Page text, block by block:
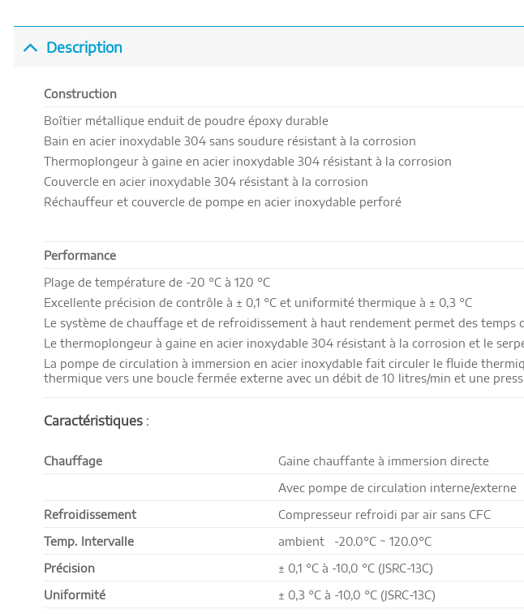
Description
Construction
Boîtier métallique enduit de poudre époxy durable
Bain en acier inoxydable 304 sans soudure résistant à la corrosion
Thermoplongeur à gaine en acier inoxydable 304 résistant à la corrosion
Couvercle en acier inoxydable 304 résistant à la corrosion
Réchauffeur et couvercle de pompe en acier inoxydable perforé
Performance
Plage de température de -20 °Cà 120 °C
Excellente précision de contrôle à ± 0,1 °Cet uniformité thermique à ± 0,3 °C
Le système de chauffage et de refroidissement à haut rendement permet des
Le thermoplongeur à gaine en acier inoxydable 304 résistant à la corrosion et le
La pompe de circulation à immersion en acier inoxydable fait circuler le fluide
thermique vers une boucle fermée externe avec un débit de 10 litres/min et une
Caractéristiques:
Chauffage
Gaine chauffante à immersion directe
Avec pompe de circulation interne/externe
Refroidissement
Compresseur refroidi par air sans CFC
Temp. Intervalle
ambient -20.0°C ~ 120.0°C
Précision
± 0,1 °Cà -10,0 °C(JSRC-13C)
Uniformité
± 0,3 °Cà -10,0 °C(JSRC-13C)